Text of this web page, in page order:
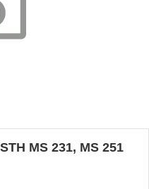
MS 231, MS 251